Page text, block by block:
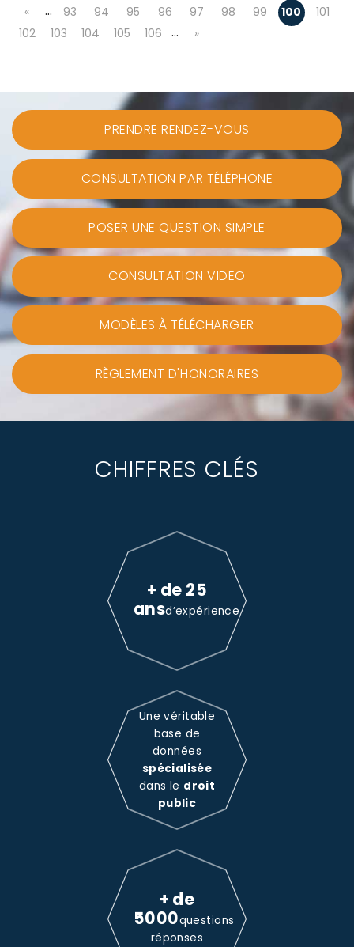
« … 93 94 95 96 97 98 99 100
101
102
103 104 105 106 … »
PRENDRE RENDEZ-VOUS
CONSULTATION PAR TÉLÉPHONE
POSER UNE QUESTION SIMPLE
CONSULTATION VIDEO
MODÈLES À TÉLÉCHARGER
RÈGLEMENT D'HONORAIRES
CHIFFRES CLÉS
+ de 25
ansd’expérience
Une véritable
base de
données
spécialisée
dans le droit
public
+ de
5000questions
réponses